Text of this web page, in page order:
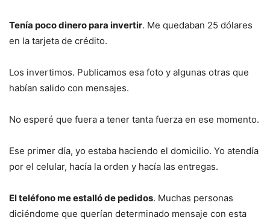
Tenía poco dinero para invertir. Me quedaban 25 dólares
en la tarjeta de crédito.
Los invertimos. Publicamos esa foto y algunas otras que
habían salido con mensajes.
No esperé que fuera a tener tanta fuerza en ese momento.
Ese primer día, yo estaba haciendo el domicilio. Yo atendía
por el celular, hacía la orden y hacía las entregas.
El teléfono me estalló de pedidos. Muchas personas
diciéndome que querían determinado mensaje con esta